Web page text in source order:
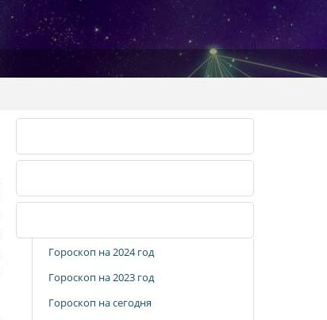
Гороскоп на 2024 год
Гороскоп на 2023 год
Гороскоп на сегодня